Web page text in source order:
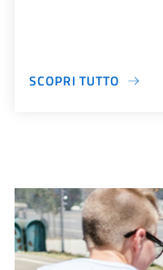
SCOPRI TUTTO